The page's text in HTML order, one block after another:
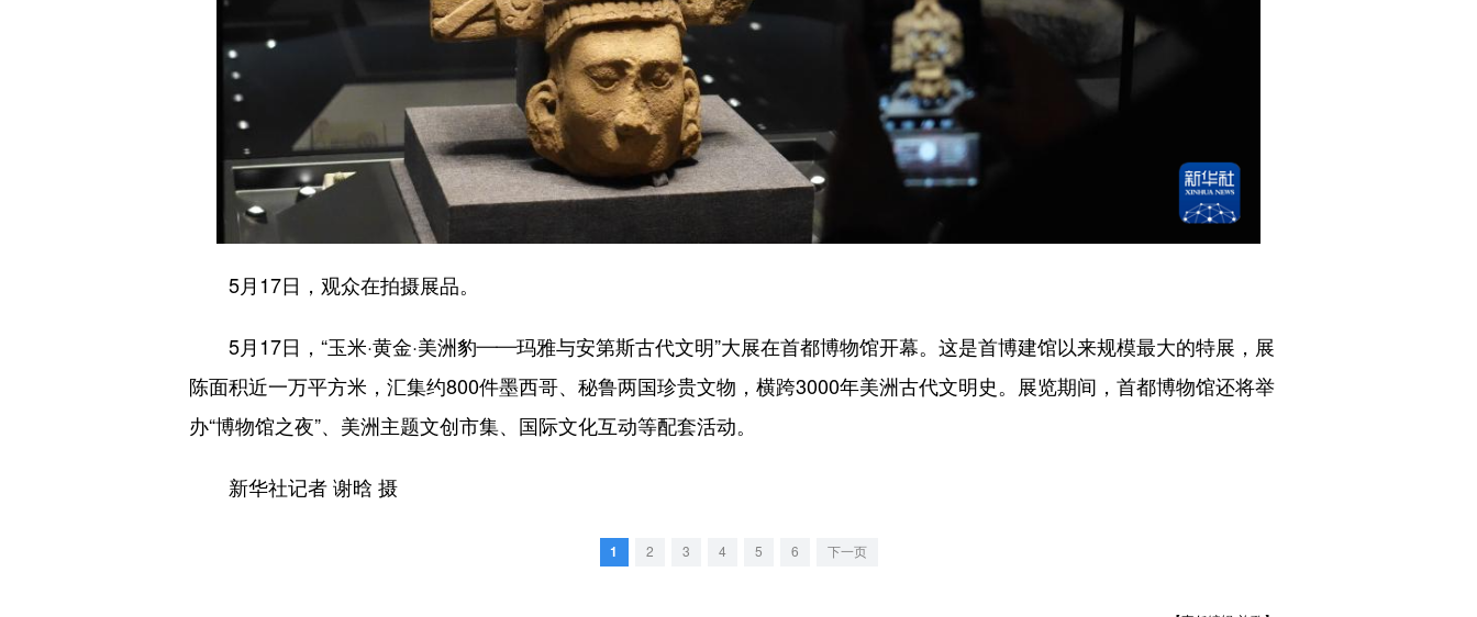
5月17日，观众在拍摄展品。
5月17日，“玉米·黄金·美洲豹——玛雅与安第斯古代文明”大展在首都博物馆开幕。这是首博建馆以来规模最大的特展，展
陈面积近一万平方米，汇集约800件墨西哥、秘鲁两国珍贵文物，横跨3000年美洲古代文明史。展览期间，首都博物馆还将举
办“博物馆之夜”、美洲主题文创市集、国际文化互动等配套活动。
新华社记者 谢晗 摄
1 2 3 4 5 6 下一页